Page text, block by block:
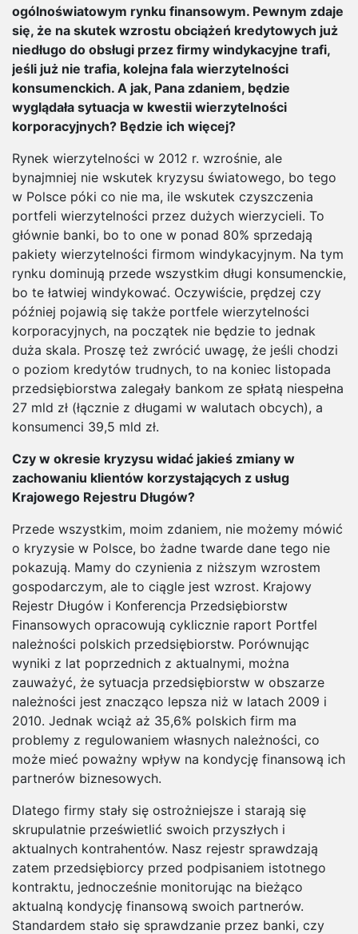
ogólnoświatowym rynku finansowym. Pewnym zdaje
się, że na skutek wzrostu obciążeń kredytowych już
niedługo do obsługi przez firmy windykacyjne trafi,
jeśli już nie trafia, kolejna fala wierzytelności
konsumenckich. A jak, Pana zdaniem, będzie
wyglądała sytuacja w kwestii wierzytelności
korporacyjnych? Będzie ich więcej?
Rynek wierzytelności w 2012 r. wzrośnie, ale
bynajmniej nie wskutek kryzysu światowego, bo tego
w Polsce póki co nie ma, ile wskutek czyszczenia
portfeli wierzytelności przez dużych wierzycieli. To
głównie banki, bo to one w ponad 80% sprzedają
pakiety wierzytelności firmom windykacyjnym. Na tym
rynku dominują przede wszystkim długi konsumenckie,
bo te łatwiej windykować. Oczywiście, prędzej czy
później pojawią się także portfele wierzytelności
korporacyjnych, na początek nie będzie to jednak
duża skala. Proszę też zwrócić uwagę, że jeśli chodzi
o poziom kredytów trudnych, to na koniec listopada
przedsiębiorstwa zalegały bankom ze spłatą niespełna
27 mld zł (łącznie z długami w walutach obcych), a
konsumenci 39,5 mld zł.
Czy w okresie kryzysu widać jakieś zmiany w
zachowaniu klientów korzystających z usług
Krajowego Rejestru Długów?
Przede wszystkim, moim zdaniem, nie możemy mówić
o kryzysie w Polsce, bo żadne twarde dane tego nie
pokazują. Mamy do czynienia z niższym wzrostem
gospodarczym, ale to ciągle jest wzrost. Krajowy
Rejestr Długów i Konferencja Przedsiębiorstw
Finansowych opracowują cyklicznie raport Portfel
należności polskich przedsiębiorstw. Porównując
wyniki z lat poprzednich z aktualnymi, można
zauważyć, że sytuacja przedsiębiorstw w obszarze
należności jest znacząco lepsza niż w latach 2009 i
2010. Jednak wciąż aż 35,6% polskich firm ma
problemy z regulowaniem własnych należności, co
może mieć poważny wpływ na kondycję finansową ich
partnerów biznesowych.
Dlatego firmy stały się ostrożniejsze i starają się
skrupulatnie prześwietlić swoich przyszłych i
aktualnych kontrahentów. Nasz rejestr sprawdzają
zatem przedsiębiorcy przed podpisaniem istotnego
kontraktu, jednocześnie monitorując na bieżąco
aktualną kondycję finansową swoich partnerów.
Standardem stało się sprawdzanie przez banki, czy